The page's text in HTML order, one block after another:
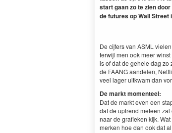
start gaan zo te zien
de futures op Wall Street
De cijfers van ASML
terwijl men ook meer
is of dat de gehele dag zo
de FAANG aandelen,
veel lager uitkwam dan
De markt momenteel:
Dat de markt even een
dat de uptrend meteen
naar de grafieken kijk.
merken hoe dan ook dat